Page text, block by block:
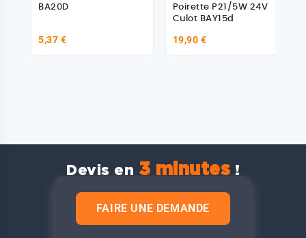
BA20D
5,37 €
Poirette P21/5W 24V
Culot BAY15d
19,90 €
Devis en 3 minutes !
FAIRE UNE DEMANDE